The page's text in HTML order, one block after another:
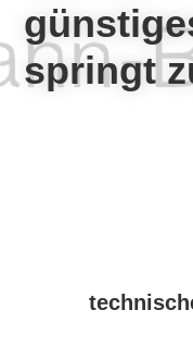
springt